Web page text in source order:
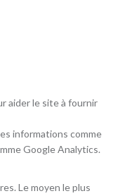
aider le site à fournir
informations comme
Google Analytics.
Le moyen le plus